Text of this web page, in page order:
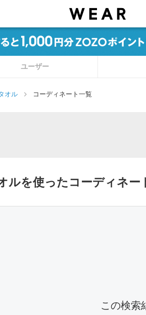
ユーザー
オル コーディネート一覧
を使ったコーディネー
この検索